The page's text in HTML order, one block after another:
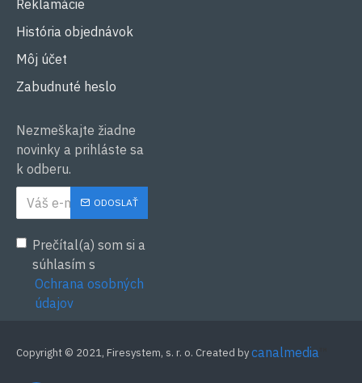
Reklamácie
História objednávok
Môj účet
Zabudnuté heslo
Nezmeškajte žiadne
novinky a prihláste sa
k odberu.
ODOSLAŤ
Prečítal(a) som si a
súhlasím s
Ochrana osobných
údajov
Copyright © 2021, Firesystem, s. r. o. Created bycanalmedia